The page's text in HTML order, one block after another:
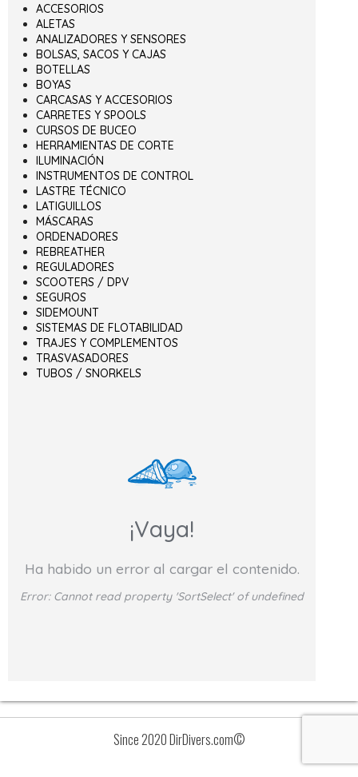
ACCESORIOS
ALETAS
ANALIZADORES Y SENSORES
BOLSAS, SACOS Y CAJAS
BOTELLAS
BOYAS
CARCASAS Y ACCESORIOS
CARRETES Y SPOOLS
CURSOS DE BUCEO
HERRAMIENTAS DE CORTE
ILUMINACIÓN
INSTRUMENTOS DE CONTROL
LASTRE TÉCNICO
LATIGUILLOS
MÁSCARAS
ORDENADORES
REBREATHER
REGULADORES
SCOOTERS / DPV
SEGUROS
SIDEMOUNT
SISTEMAS DE FLOTABILIDAD
TRAJES Y COMPLEMENTOS
TRASVASADORES
TUBOS / SNORKELS
¡Vaya!
Ha habido un error al cargar el contenido.
Error: Cannot read property 'SortSelect' of undefined
Since 2020 DirDivers.com©